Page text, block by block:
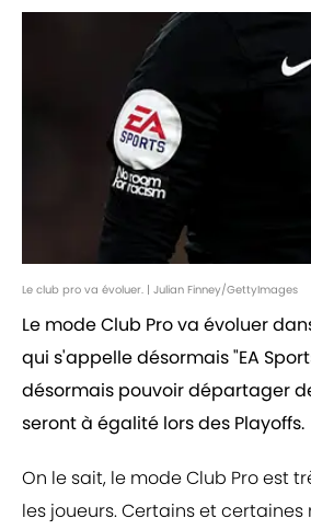
Le club pro va évoluer. | Julian Finney/GettyImages
Le mode Club Pro va évoluer
qui s'appelle désormais "EA
désormais pouvoir départager
seront à égalité lors des Playoffs.
On le sait, le mode Club Pro est
les joueurs. Certains et certaines